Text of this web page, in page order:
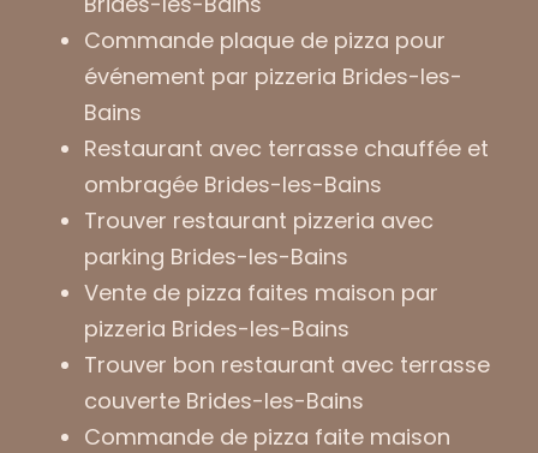
Commande plaque de pizza pour
événement par pizzeria Brides-les-
Bains
Restaurant avec terrasse chauffée et
ombragée Brides-les-Bains
Trouver restaurant pizzeria avec
parking Brides-les-Bains
Vente de pizza faites maison par
pizzeria Brides-les-Bains
Trouver bon restaurant avec terrasse
couverte Brides-les-Bains
Commande de pizza faite maison